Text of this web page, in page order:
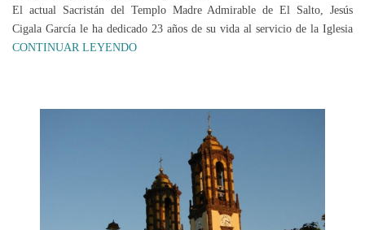
El actual Sacristán del Templo Madre Admirable de El Salto, Jesús
Cigala García le ha dedicado 23 años de su vida al servicio de la Iglesia
CONTINUAR LEYENDO